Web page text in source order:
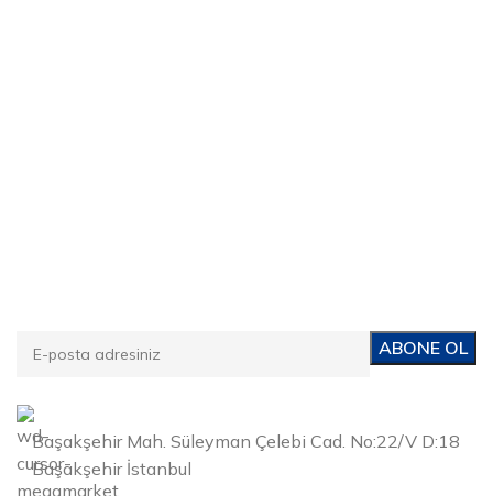
Başakşehir Mah. Süleyman Çelebi Cad. No:22/V D:18
Başakşehir İstanbul